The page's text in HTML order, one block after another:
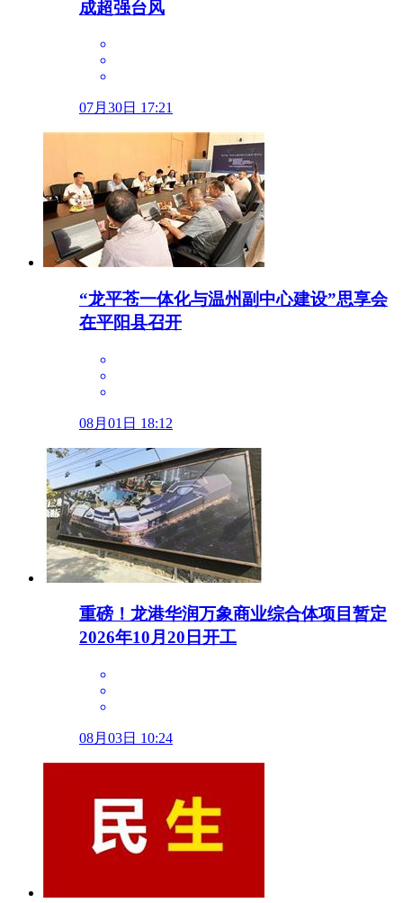
成超强台风
07月30日 17:21
“龙平苍一体化与温州副中心建设”思享会
在平阳县召开
08月01日 18:12
重磅！龙港华润万象商业综合体项目暂定
2026年10月20日开工
08月03日 10:24